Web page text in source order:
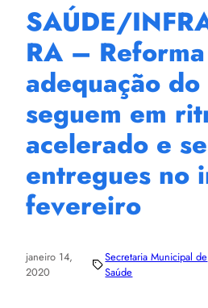
SAÚDE/
RA –
adequação do
seguem em
acelerado e
entregues no
fevereiro
janeiro 14,
2020
Secretaria Municipal de
Saúde